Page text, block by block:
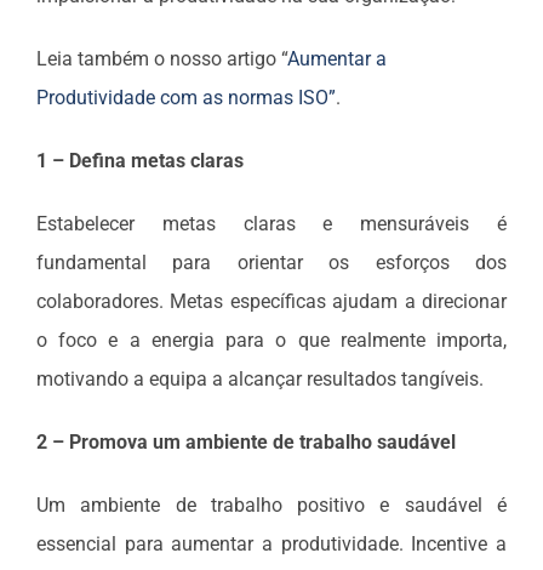
Leia também o nosso artigo “Aumentar a
Produtividade com as normas ISO”.
1 – Defina metas claras
Estabelecer metas claras e mensuráveis é
fundamental para orientar os esforços dos
colaboradores. Metas específicas ajudam a direcionar
o foco e a energia para o que realmente importa,
motivando a equipa a alcançar resultados tangíveis.
2 – Promova um ambiente de trabalho saudável
Um ambiente de trabalho positivo e saudável é
essencial para aumentar a produtividade. Incentive a